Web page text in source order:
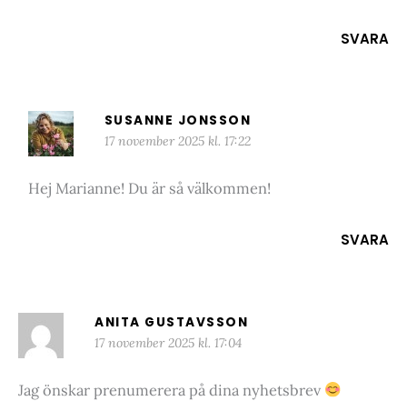
SVARA
SUSANNE JONSSON
17 november 2025 kl. 17:22
Hej Marianne! Du är så välkommen!
SVARA
ANITA GUSTAVSSON
17 november 2025 kl. 17:04
Jag önskar prenumerera på dina nyhetsbrev